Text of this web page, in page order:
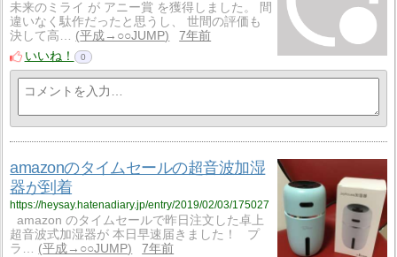
未来のミライ が アニー賞 を獲得しました。 間
違いなく駄作だったと思うし、 世間の評価も
決して高…
平成→○○JUMP
7年前
いいね！
0
amazonのタイムセールの超音波加湿
器が到着
https://heysay.hatenadiary.jp/entry/2019/02/03/175027
amazon のタイムセールで昨日注文した卓上
超音波式加湿器が 本日早速届きました！ プ
ラ…
平成→○○JUMP
7年前